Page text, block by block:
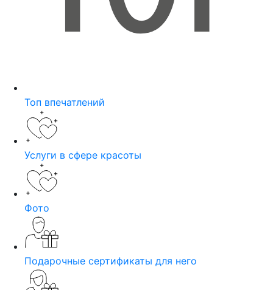
Топ впечатлений
Услуги в сфере красоты
Фото
Подарочные сертификаты для него